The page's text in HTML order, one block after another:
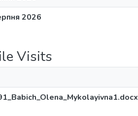
2026
Visits